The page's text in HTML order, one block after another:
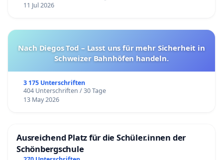
11 Jul 2026
Nach Diegos Tod – Lasst uns für mehr Sicherheit in
Schweizer Bahnhöfen handeln.
3 175 Unterschriften
404 Unterschriften / 30 Tage
13 May 2026
Ausreichend Platz für die Schüler.innen der
Schönbergschule